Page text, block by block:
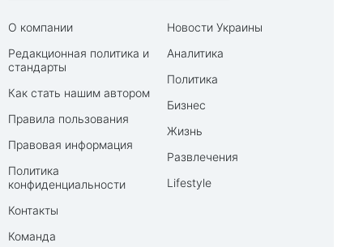
О компании
Редакционная политика и
стандарты
Как стать нашим автором
Правила пользования
Правовая информация
Политика
конфиденциальности
Контакты
Команда
Новости Украины
Аналитика
Политика
Бизнес
Жизнь
Развлечения
Lifestyle